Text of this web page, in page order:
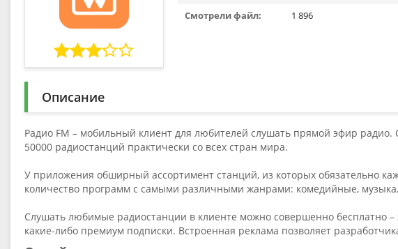
Смотрели файл:
1 896
Описание
Радио FM – мобильный клиент для любителей слушать прямой эфир
50000 радиостанций практически со всех стран мира.
У приложения обширный ассортимент станций, из которых обязательно
количество программ с самыми различными жанрами: комедийные,
Слушать любимые радиостанции в клиенте можно совершенно бесплатно –
какие-либо премиум подписки. Встроенная реклама позволяет